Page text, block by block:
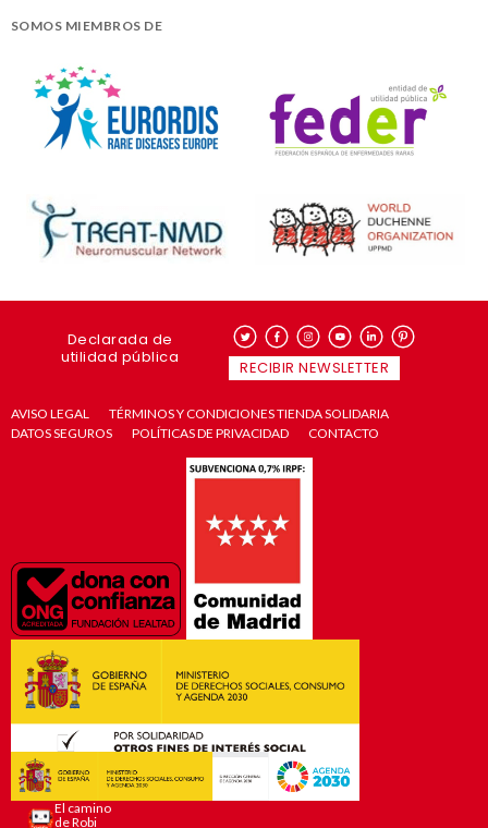
SOMOS MIEMBROS DE
Declarada de
utilidad pública
RECIBIR NEWSLETTER
AVISO LEGAL
TÉRMINOS Y CONDICIONES TIENDA SOLIDARIA
DATOS SEGUROS
POLÍTICAS DE PRIVACIDAD CONTACTO
El camino
de Robi